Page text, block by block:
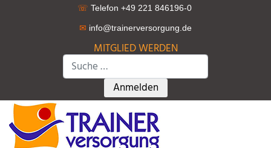
☏ Telefon +49 221 846196-0
✉ info@trainerversorgung.de
MITGLIED WERDEN
Suchen
Type 2 or more characters for
Anmelden